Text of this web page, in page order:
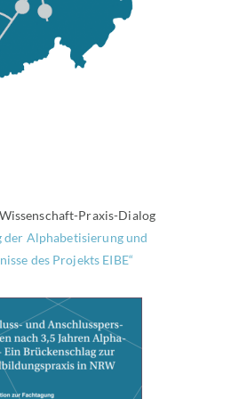
Praxis-Dialog
der Alphabetisierung und
des Projekts EIBE“